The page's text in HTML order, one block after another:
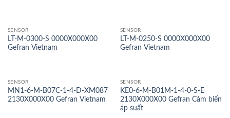
SENSOR
LT-M-0300-S 0000X000X00
Gefran Vietnam
SENSOR
LT-M-0250-S 0000X000X00
Gefran Vietnam
SENSOR
MN1-6-M-B07C-1-4-D-XM087
2130X000X00 Gefran Vietnam
SENSOR
KE0-6-M-B01M-1-4-0-S-E
2130X000X00 Gefran Cảm biến
áp suất